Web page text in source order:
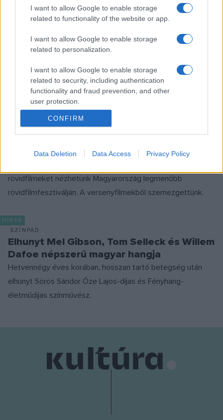
I want to allow Google to enable storage
related to functionality of the website or app.
I want to allow Google to enable storage
related to personalization.
I want to allow Google to enable storage
related to security, including authentication
functionality and fraud prevention, and other
user protection.
CONFIRM
Data Deletion Data Access Privacy Policy
Először rendezik meg Magyarországon a
női filmes alkotók fesztiválját
Június 5-től 7-ig a Cinema City Mamut moziban kap helyet a
La Femme International Film Festival Europe (LAFIFFE),
vetítenek.
FILMFESZTIVÁL
TOPLISTA
Medvévé változó tinilányok, lángbogarak
és első szerelmek – Tíz film a Friss Húsról
Idén is a világ legfontosabb fesztiváljairól – Cannes-ból,
rövidfilmeket nézhetünk Magyarország legmenőbb
rövidfilmfesztiválján. A versenyfilmekből szemezgettünk.
HÍREK
SZÍNPAD
Elhunyt Mel Gibson, Tom Selleck és Willem
Dafoe népszerű magyar hangja
Hetvennégy éves korában, hosszan tartó betegség után
elhunyt Sörös Sándor Őze Lajos-díjas és Fényhang-
életműdíjas színművész.